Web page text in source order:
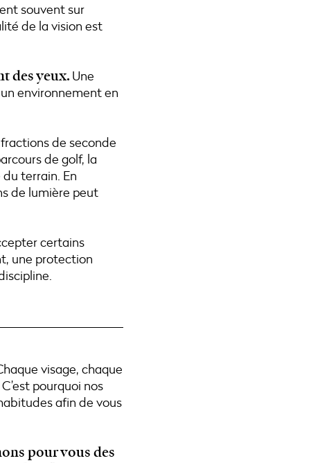
souvent sur
de la vision est
des yeux. Une
environnement en
de seconde
de golf, la
terrain. En
de lumière peut
certains
une protection
visage, chaque
pourquoi nos
afin de vous
pour vous des